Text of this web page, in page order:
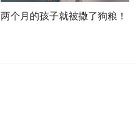
两个月的孩子就被撒了狗粮！